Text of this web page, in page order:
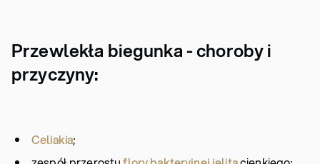
Przewlekła biegunka - choroby i
przyczyny:
Celiakia;